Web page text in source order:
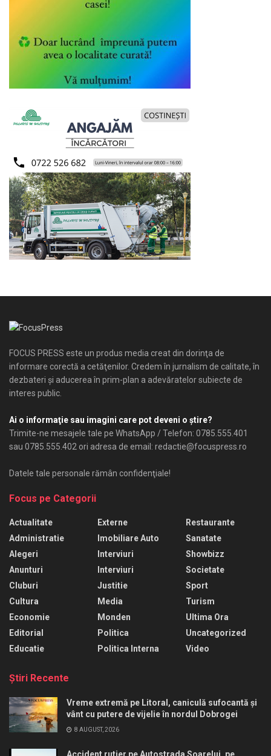
FOCUS PRESS este un produs media creat din dorinţa de
informare corectă a cetăţenilor. Credem în jurnalism de calitate, în
dezbateri şi aducerea în prim-plan a adevăratelor subiecte de
interes public.
Ai o informaţie sau imagini care pot deveni o ştire?
Trimite-ne mesajele tale pe WhatsApp / Telefon: 0785.555.401
sau 0785.555.402 ori adresa de email: redactie@focuspress.ro
Datele tale personale rămân confidenţiale!
Focus pe Categorii
Actualitate
Administratie
Alegeri
Anunturi
Cluburi
Cultura
Economie
Editorial
Educatie
Externe
Imobiliare Auto
Interviuri
Interviuri
Justitie
Media
Monden
Politica
Politica Interna
Restaurante
Sanatate
Showbizz
Societate
Sport
Turism
Ultima Ora
Uncategorized
Video
Ştiri Recente
Vreme extremă pe Litoral, caniculă sufocantă și
vânt cu putere de vijelie în nordul Dobrogei
8 AUGUST, 2026